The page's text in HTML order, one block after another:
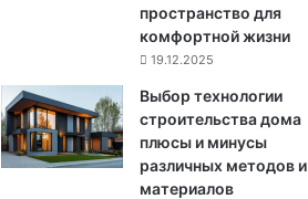
пространство для
комфортной жизни
19.12.2025
Выбор технологии
строительства дома
плюсы и минусы
различных методов и
материалов